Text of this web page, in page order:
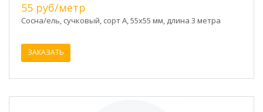
55 руб/метр
Сосна/ель, сучковый, сорт А, 55х55 мм, длина 3 метра
ЗАКАЗАТЬ